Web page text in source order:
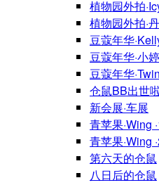
植物园外拍
植物园外拍·
豆蔻年华
豆蔻年华·小婷
豆蔻年华
仓鼠BB出世
新会展·车展
青苹果·Wing
青苹果·Wing
第六天的仓鼠
八日后的仓鼠